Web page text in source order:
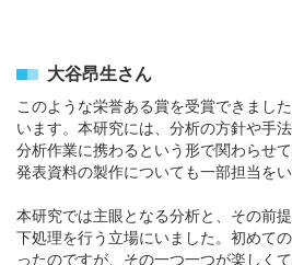
大谷昂生さん
このような栄誉ある賞を受賞できまし
います。本研究には、分析の方針や手
分析作業に携わるという形で関わらせ
発表資料の製作についても一部担当をい
本研究では主眼となる分析と、その前
下処理を行う立場にいました。初めて
ったのですが、その一つ一つが楽しく